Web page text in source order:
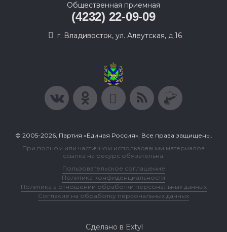
Общественная приемная
(4232) 22-09-09
г. Владивосток, ул. Алеутская, д.16
© 2005-2026, Партия «Единая Россия». Все права защищены.
При полном или частичном использовании материалов
ссылка на ресурс обязательна.
Пользовательское соглашение
Политика конфиденциальности
Политика в отношении обработки персональных данных
Согласие на обработку персональных данных
Сделано в Extyl